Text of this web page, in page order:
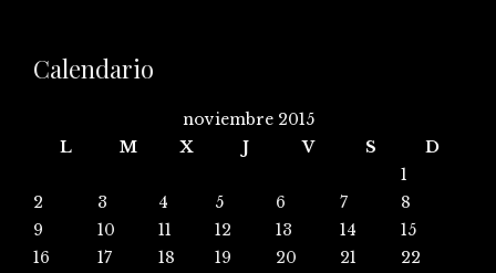
Calendario
noviembre 2015
L
M X J V S
D
1
2
3 4 5 6 7
8
9
10 11 12 13 14
15
16
17 18 19 20 21
22